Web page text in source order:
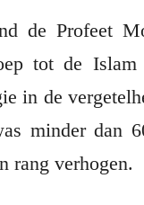
de Profeet
tot de
in de
minder dan
rang verhogen.